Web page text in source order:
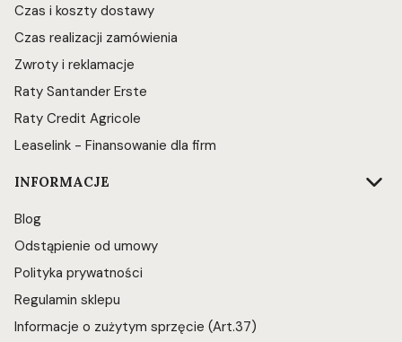
Czas i koszty dostawy
Czas realizacji zamówienia
Zwroty i reklamacje
Raty Santander Erste
Raty Credit Agricole
Leaselink - Finansowanie dla firm
INFORMACJE
Blog
Odstąpienie od umowy
Polityka prywatności
Regulamin sklepu
Informacje o zużytym sprzęcie (Art.37)